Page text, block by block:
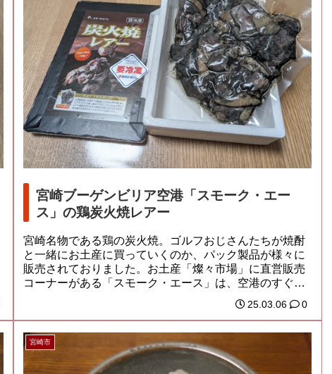
宮崎ブーゲンビリア空港「スモーク・エー
ス」の鶏炭火焼レアー
宮崎名物である鶏の炭火焼。ゴルフおじさんたちが焼酎
と一緒にお土産に買っていくのか、パック製品が様々に
販売されておりました。お土産「燦々市場」に直営販売
コーナーがある「スモーク・エース」は、空港のすぐ
25.03.06 0
宮崎市